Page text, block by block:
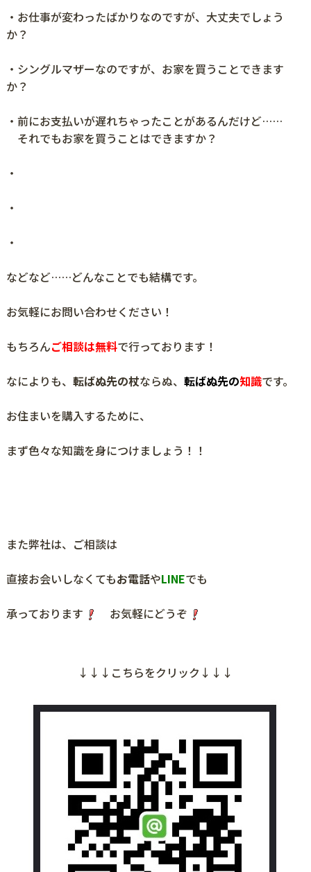
・お仕事が変わったばかりなのですが、大丈夫でしょう
か？
・シングルマザーなのですが、お家を買うことできます
か？
・前にお支払いが遅れちゃったことがあるんだけど……
それでもお家を買うことはできますか？
・
・
・
などなど……どんなことでも結構です。
お気軽にお問い合わせください！
もちろんご相談は無料で行っております！
なによりも、 転ばぬ先の杖ならぬ、 転ばぬ先の知識です。
お住まいを購入するために、
まず色々な知識を身につけましょう！！
また弊社は、ご相談は
直接お会いしなくてもお電話やLINEでも
承っております お気軽にどうぞ
↓↓↓こちらをクリック↓↓↓